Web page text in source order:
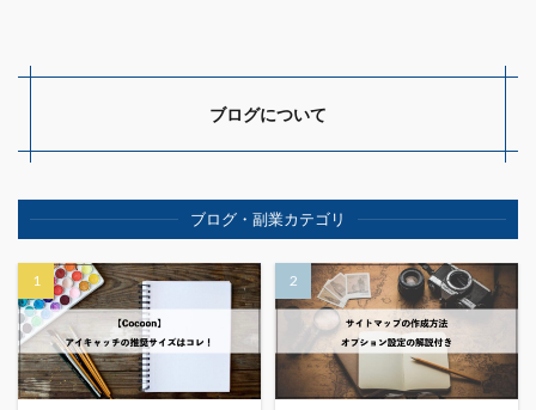
ブログについて
ブログ・副業カテゴリ